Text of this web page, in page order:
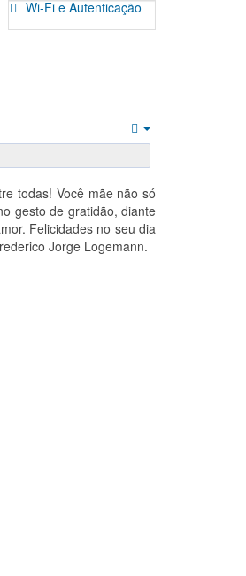
Wi-Fi e Autenticação
Empty
todas! Você mãe não só
gesto de gratidão, diante
Felicidades no seu dia
Jorge Logemann.